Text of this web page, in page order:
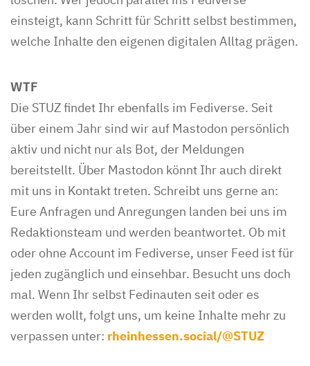
einsteigt, kann Schritt für Schritt selbst bestimmen,
welche Inhalte den eigenen digitalen Alltag prägen.
WTF
Die STUZ findet Ihr ebenfalls im Fediverse. Seit
über einem Jahr sind wir auf Mastodon persönlich
aktiv und nicht nur als Bot, der Meldungen
bereitstellt. Über Mastodon könnt Ihr auch direkt
mit uns in Kontakt treten. Schreibt uns gerne an:
Eure Anfragen und Anregungen landen bei uns im
Redaktionsteam und werden beantwortet. Ob mit
oder ohne Account im Fediverse, unser Feed ist für
jeden zugänglich und einsehbar. Besucht uns doch
mal. Wenn Ihr selbst Fedinauten seit oder es
werden wollt, folgt uns, um keine Inhalte mehr zu
verpassen unter: rheinhessen.social/@STUZ